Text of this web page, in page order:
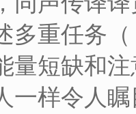
多重任务
量短缺和
一样令人